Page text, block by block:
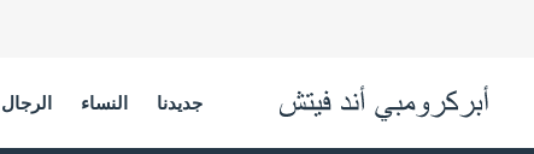
جديدنا النساء الرجال